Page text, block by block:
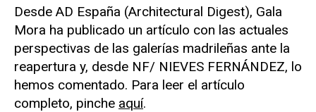
Desde AD España (Architectural Digest), Gala
Mora ha publicado un artículo con las actuales
perspectivas de las galerías madrileñas ante la
reapertura y, desde NF/ NIEVES FERNÁNDEZ, lo
hemos comentado. Para leer el artículo
completo, pinche aquí.